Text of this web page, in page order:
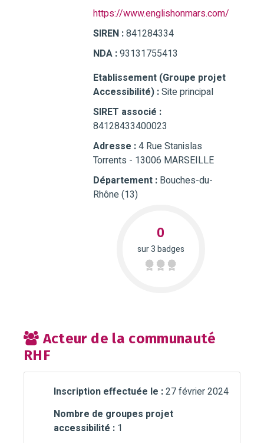
https://www.englishonmars.com/
SIREN :841284334
NDA :93131755413
Etablissement (Groupe projet
Accessibilité) :Site principal
SIRET associé :
84128433400023
Adresse :4 Rue Stanislas
Torrents - 13006 MARSEILLE
Département : Bouches-du-
Rhône (13)
0
sur 3 badges
Acteur de la communauté
RHF
Inscription effectuée le :27 février 2024
Nombre de groupes projet
accessibilité : 1